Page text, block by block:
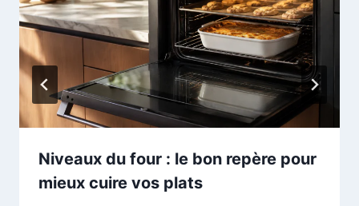
Niveaux du four : le bon repère pour
mieux cuire vos plats